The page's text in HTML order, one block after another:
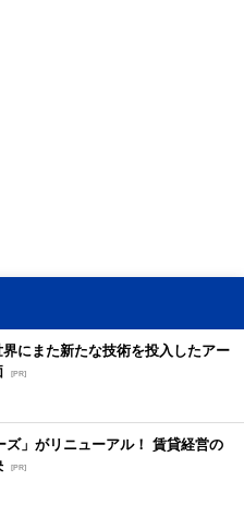
界にまた新たな技術を投入したアー
[PR]
ズ」がリニューアル！ 賃貸経営の
[PR]